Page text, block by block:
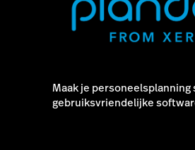
Maak je personeelsplanning
gebruiksvriendelijke